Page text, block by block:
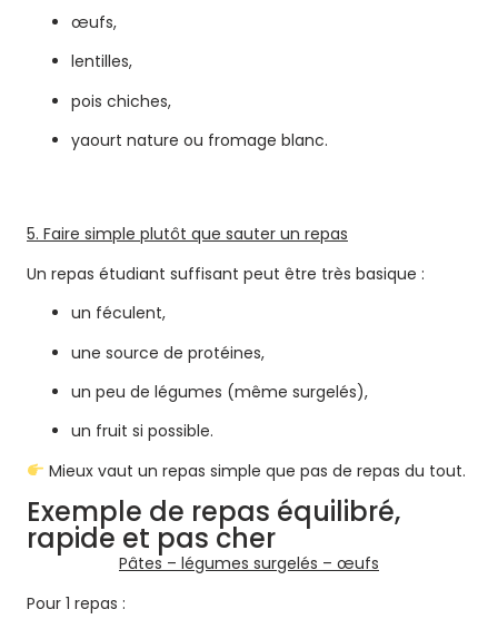
œufs,
lentilles,
pois chiches,
yaourt nature ou fromage blanc.
5. Faire simple plutôt que sauter un repas
Un repas étudiant suffisant peut être très basique :
un féculent,
une source de protéines,
un peu de légumes (même surgelés),
un fruit si possible.
Mieux vaut un repas simple que pas de repas du tout.
Exemple de repas équilibré,
rapide et pas cher
Pâtes – légumes surgelés – œufs
Pour 1 repas :